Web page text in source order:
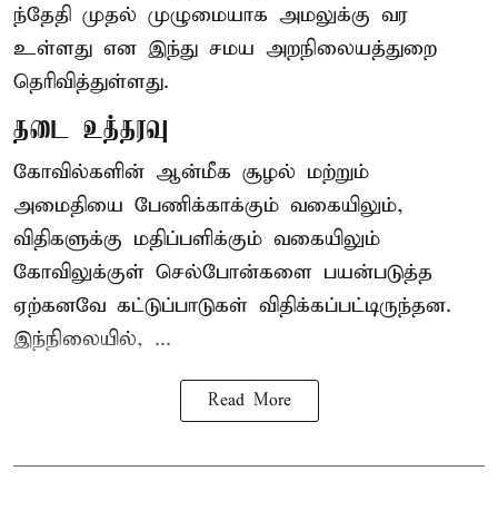
ந்தேதி முதல் முழுமையாக அமலுக்கு வர
உள்ளது என இந்து சமய அறநிலையத்துறை
தெரிவித்துள்ளது.
தடை உத்தரவு
கோவில்களின் ஆன்மீக சூழல் மற்றும்
அமைதியை பேணிக்காக்கும் வகையிலும்,
விதிகளுக்கு மதிப்பளிக்கும் வகையிலும்
கோவிலுக்குள் செல்போன்களை பயன்படுத்த
ஏற்கனவே கட்டுப்பாடுகள் விதிக்கப்பட்டிருந்தன.
இந்நிலையில், ...
Read More